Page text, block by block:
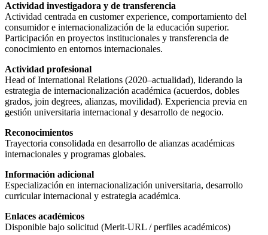
Actividad investigadora y de transferencia
Actividad centrada en customer experience, comportamiento del
consumidor e internacionalización de la educación superior.
Participación en proyectos institucionales y transferencia de
conocimiento en entornos internacionales.
Actividad profesional
Head of International Relations (2020–actualidad), liderando la
estrategia de internacionalización académica (acuerdos, dobles
grados, join degrees, alianzas, movilidad). Experiencia previa en
gestión universitaria internacional y desarrollo de negocio.
Reconocimientos
Trayectoria consolidada en desarrollo de alianzas académicas
internacionales y programas globales.
Información adicional
Especialización en internacionalización universitaria, desarrollo
curricular internacional y estrategia académica.
Enlaces académicos
Disponible bajo solicitud (Merit-URL / perfiles académicos)